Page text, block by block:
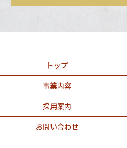
トップ
事業内容
採用案内
お問い合わせ